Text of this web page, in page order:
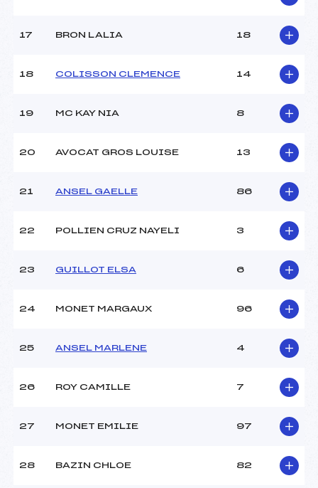
164.9800
Catégorie :
U14+U16
17 BRON LALIA 18
18 COLISSON CLEMENCE 14
19 MC KAY NIA 8
20 AVOCAT GROS LOUISE 13
21 ANSEL GAELLE 86
22 POLLIEN CRUZ NAYELI 3
23 GUILLOT ELSA 6
24 MONET MARGAUX 96
25 ANSEL MARLENE 4
26 ROY CAMILLE 7
27 MONET EMILIE 97
28 BAZIN CHLOE 82